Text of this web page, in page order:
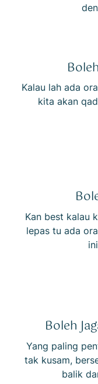
Kalau lah ada
kita akan
Kan best kalau
lepas tu ada
Boleh
Yang paling
tak kusam,
balik